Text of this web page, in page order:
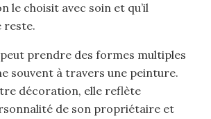
le choisit avec soin et qu’il
reste.
prendre des formes multiples
souvent à travers une peinture.
décoration, elle reflète
de son propriétaire et